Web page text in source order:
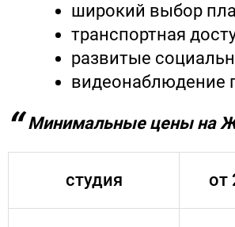
широкий выбор
транспортная
развитые
видеонаблюдение
Минимальные цены на
студия от